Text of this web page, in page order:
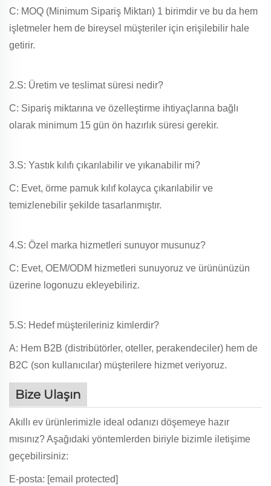
C: MOQ (Minimum Sipariş Miktarı) 1 birimdir ve bu da hem
işletmeler hem de bireysel müşteriler için erişilebilir hale
getirir.
2.S: Üretim ve teslimat süresi nedir?
C: Sipariş miktarına ve özelleştirme ihtiyaçlarına bağlı
olarak minimum 15 gün ön hazırlık süresi gerekir.
3.S: Yastık kılıfı çıkarılabilir ve yıkanabilir mi?
C: Evet, örme pamuk kılıf kolayca çıkarılabilir ve
temizlenebilir şekilde tasarlanmıştır.
4.S: Özel marka hizmetleri sunuyor musunuz?
C: Evet, OEM/ODM hizmetleri sunuyoruz ve ürününüzün
üzerine logonuzu ekleyebiliriz.
5.S: Hedef müşterileriniz kimlerdir?
A: Hem B2B (distribütörler, oteller, perakendeciler) hem de
B2C (son kullanıcılar) müşterilere hizmet veriyoruz.
Bize Ulaşın
Akıllı ev ürünlerimizle ideal odanızı döşemeye hazır
mısınız? Aşağıdaki yöntemlerden biriyle bizimle iletişime
geçebilirsiniz:
E-posta: [email protected]